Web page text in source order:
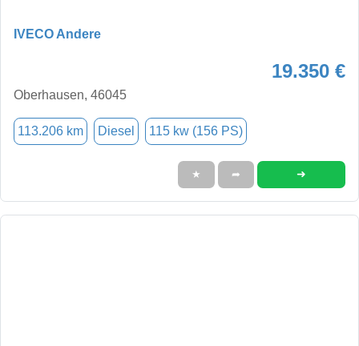
IVECO Andere
19.350 €
Oberhausen, 46045
113.206 km Diesel 115 kw (156 PS)
★ ➦ ➜